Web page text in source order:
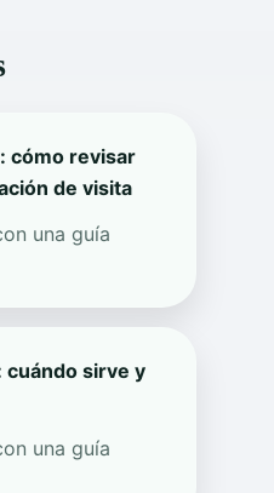
cómo revisar
de visita
una guía
sirve y
una guía